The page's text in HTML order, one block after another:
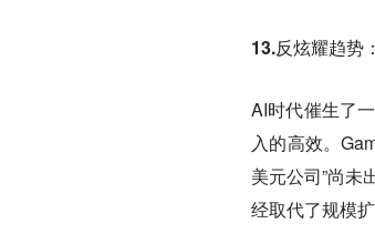
13.反炫耀趋势：
AI时代催生了
入的高效。
美元公司”尚未
经取代了规模扩